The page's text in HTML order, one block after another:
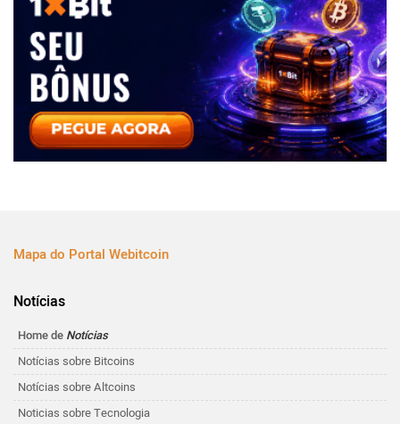
Mapa do Portal Webitcoin
Notícias
Home de Notícias
Notícias sobre Bitcoins
Notícias sobre Altcoins
Noticias sobre Tecnologia